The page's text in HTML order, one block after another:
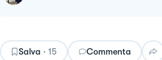
Salva · 15 Commenta